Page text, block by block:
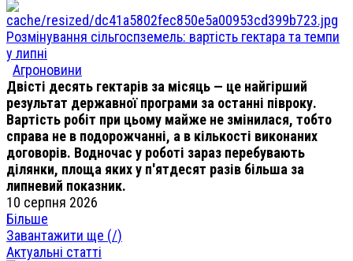
Розмінування сільгоспземель: вартість гектара та темпи
у липні
Агроновини
Двісті десять гектарів за місяць — це найгірший
результат державної програми за останні півроку.
Вартість робіт при цьому майже не змінилася, тобто
справа не в подорожчанні, а в кількості виконаних
договорів. Водночас у роботі зараз перебувають
ділянки, площа яких у п'ятдесят разів більша за
липневий показник.
10 серпня 2026
Більше
Завантажити ще (/)
Актуальні статті